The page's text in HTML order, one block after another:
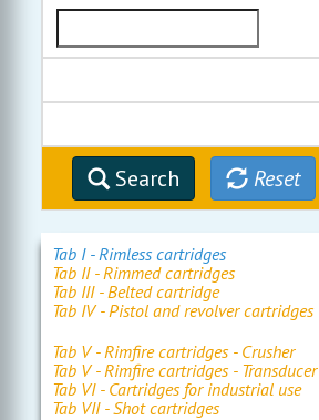
Search Reset
Tab I - Rimless cartridges
Tab II - Rimmed cartridges
Tab III - Belted cartridge
Tab IV - Pistol and revolver cartridges
Tab V - Rimfire cartridges - Crusher
Tab V - Rimfire cartridges - Transducer
Tab VI - Cartridges for industrial use
Tab VII - Shot cartridges